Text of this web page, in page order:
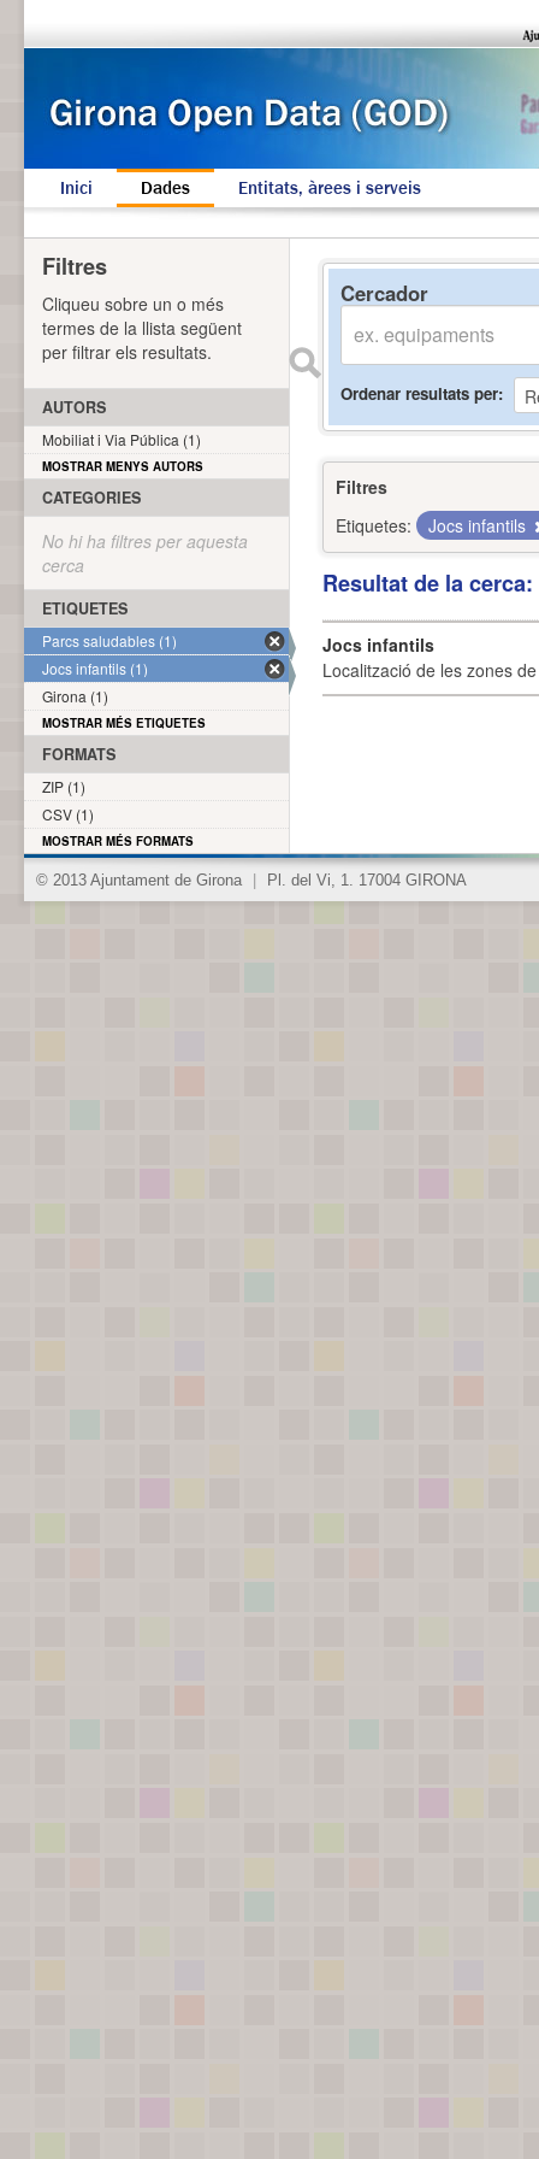
Inici Dades Entitats, àrees i serveis
Cercador
Ordenar resultats per
Filtres
Etiquetes:
Jocs infantils
Resultat de la
Jocs infantils
Localització de les zones
Filtres
Cliqueu sobre un o més
termes de la llista següent
per filtrar els resultats.
AUTORS
Mobiliat i Via Pública (1)
MOSTRAR MENYS AUTORS
CATEGORIES
No hi ha filtres per aquesta
cerca
ETIQUETES
Parcs saludables (1)
Jocs infantils (1)
Girona (1)
MOSTRAR MÉS ETIQUETES
FORMATS
ZIP (1)
CSV (1)
MOSTRAR MÉS FORMATS
© 2013 Ajuntament de Girona Pl. del Vi, 1. 17004 GIRONA